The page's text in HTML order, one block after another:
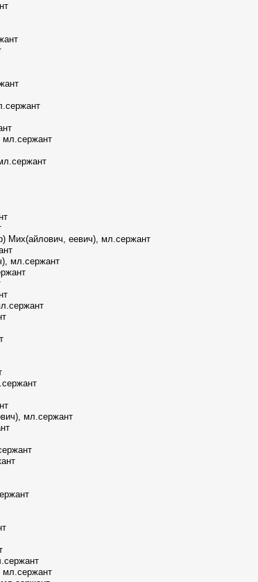
мл.сержант
Мих(айлович, еевич), мл.сержант
мл.сержант
мл.сержант